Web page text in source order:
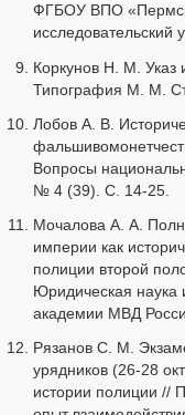
ФГБОУ ВПО
исследовательский
Коркунов Н. М. Указ
Типография М. М.
Лобов А. В.
Вопросы
№ 4 (39). С. 14-25.
Мочалова А. А.
империи как
полиции второй
Юридическая наука
академии МВД
Рязанов С. М.
урядников (26-28
истории полиции //